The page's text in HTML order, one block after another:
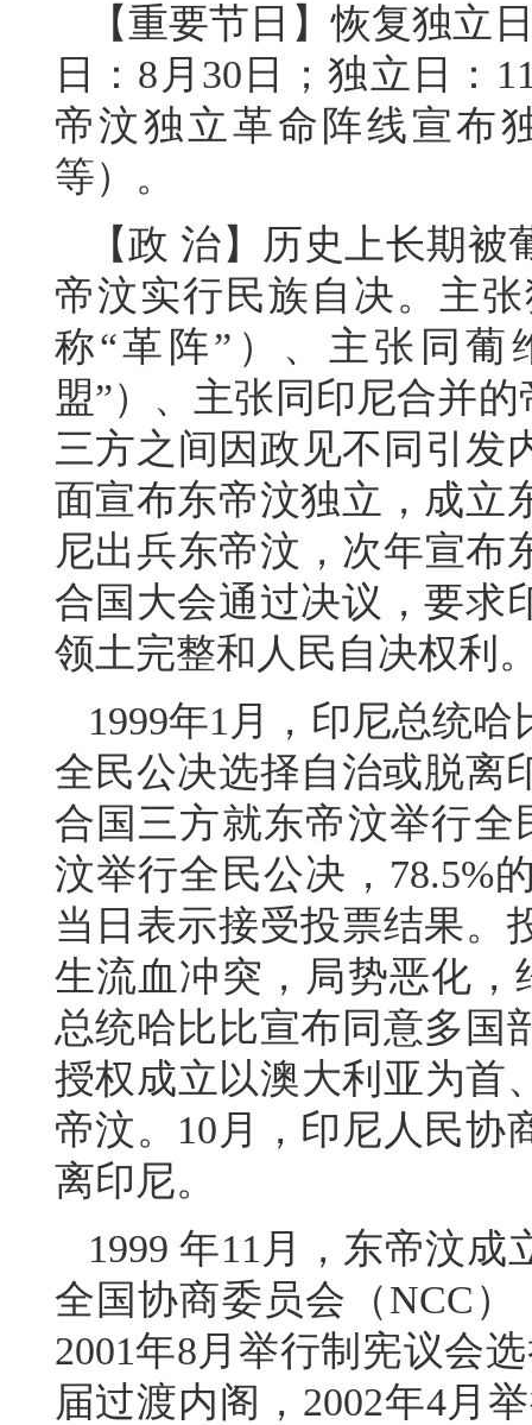
【重要节日】恢复独立
日：8月30日；独立日：
帝汶独立革命阵线宣布
等）。
【政 治】历史上长期
帝汶实行民族自决。主
称“革阵”）、主张同葡
盟”）、主张同印尼合并
三方之间因政见不同引发
面宣布东帝汶独立，成立
尼出兵东帝汶，次年宣布
合国大会通过决议，要求
领土完整和人民自决
1999年1月，印尼总统
全民公决选择自治或脱离
合国三方就东帝汶举行全
汶举行全民公决，78.5%
当日表示接受投票结果。
生流血冲突，局势恶化，
总统哈比比宣布同意多国
授权成立以澳大利亚为首
帝汶。10月，印尼人民协
离印尼。
1999 年11月，东帝汶
全国协商委员会（NCC
2001年8月举行制宪议会
届过渡内阁，2002年4月